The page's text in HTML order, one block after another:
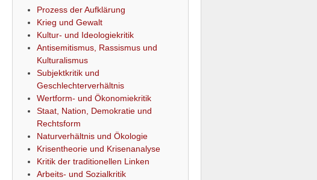
Prozess der Aufklärung
Krieg und Gewalt
Kultur- und Ideologiekritik
Antisemitismus, Rassismus und
Kulturalismus
Subjektkritik und
Geschlechterverhältnis
Wertform- und Ökonomiekritik
Staat, Nation, Demokratie und
Rechtsform
Naturverhältnis und Ökologie
Krisentheorie und Krisenanalyse
Kritik der traditionellen Linken
Arbeits- und Sozialkritik